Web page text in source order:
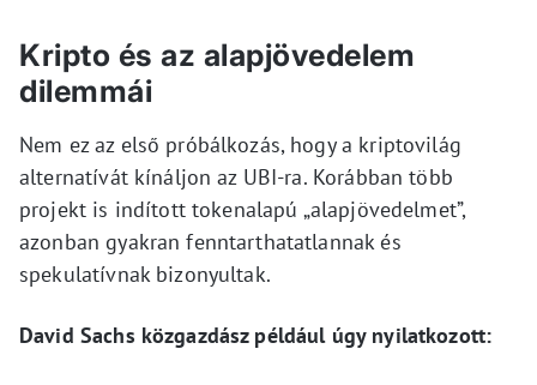
Kripto és az alapjövedelem
dilemmái
Nem ez az első próbálkozás, hogy a kriptovilág
alternatívát kínáljon az UBI-ra. Korábban több
projekt is indított tokenalapú „alapjövedelmet”,
azonban gyakran fenntarthatatlannak és
spekulatívnak bizonyultak.
David Sachs közgazdász például úgy nyilatkozott: